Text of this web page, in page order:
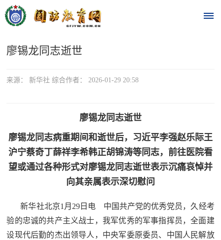
首
页
要
闻
时
政
要
闻
热
追
廖锡龙同志逝世
来源： 新华社 综合作者： 2026-01-29 20:58
廖锡龙同志逝世
廖锡龙同志病重期间和逝世后，习近平李强赵乐际王
沪宁蔡奇丁薛祥李希韩正胡锦涛等同志，前往医院看
望或通过各种形式对廖锡龙同志逝世表示沉痛哀悼并
向其亲属表示深切慰问
新华社北京1月29日电 中国共产党的优秀党员，久经考
验的忠诚的共产主义战士，我军优秀的军事指挥员，全面建
设现代后勤的杰出领导人，中央军委原委员、中国人民解放